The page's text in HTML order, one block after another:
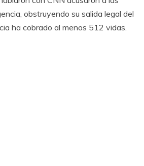
obstruyendo su salida legal del
ha cobrado al menos 512 vidas.